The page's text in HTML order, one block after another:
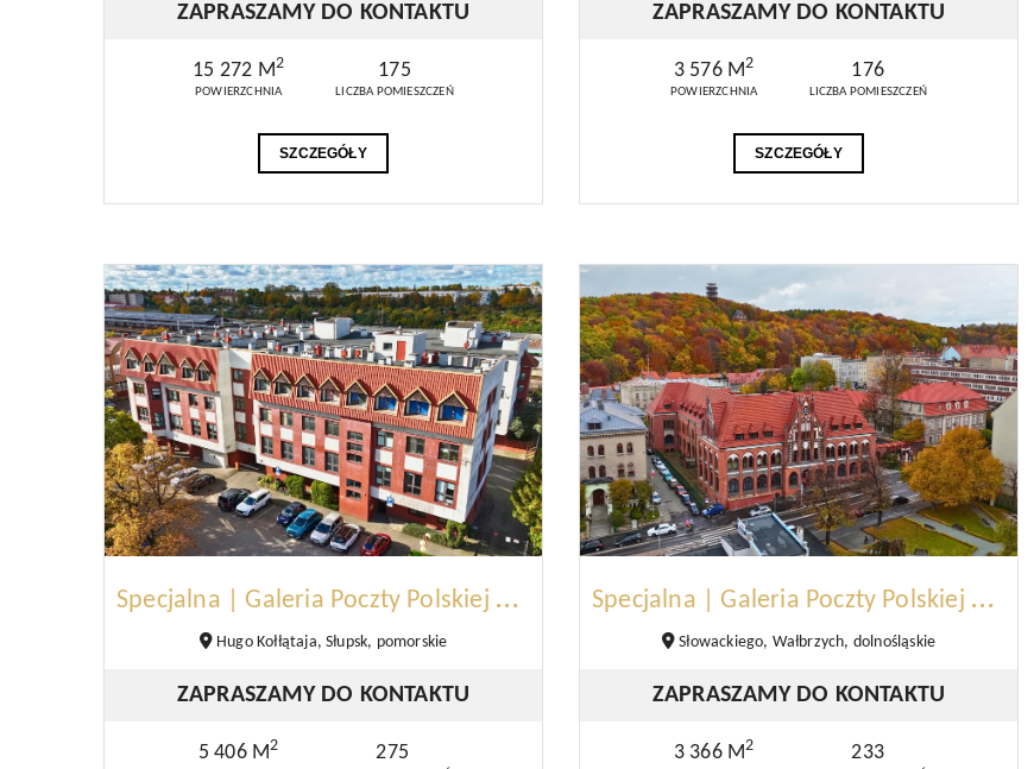
ZAPRASZAMY DO KONTAKTU
15 272 M2
POWIERZCHNIA
175
LICZBA POMIESZCZEŃ
SZCZEGÓŁY
ZAPRASZAMY DO KONTAKTU
3 576 M2
POWIERZCHNIA
176
LICZBA POMIESZCZEŃ
SZCZEGÓŁY
S
pecjalna | Galeria Poczty Polskiej | Słupsk
Hugo Kołłątaja, Słupsk, pomorskie
ZAPRASZAMY DO KONTAKTU
5 406 M2 275
S
pecjalna | Galeria Poczty Polskiej | Wałbrzych
Słowackiego, Wałbrzych, dolnośląskie
ZAPRASZAMY DO KONTAKTU
3 366 M2 233